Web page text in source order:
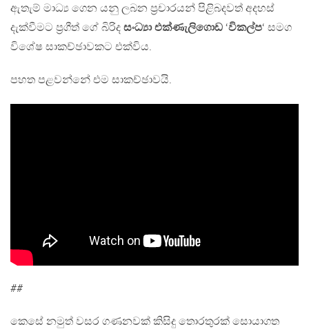
ඇතැම් මාධ්‍ය ගෙන යනු ලබන ප්‍රචාරයන් පිළිබදවත් අදහස්
දැක්වීමට ප්‍රගීත් ගේ බිරිද සංධ්‍යා එක්ණැලිගොඩ ‘විකල්ප‘ සමග
විශේෂ සාකච්ඡාවකට එක්විය.
පහත පළවන්නේ එම සාකච්ඡාවයි.
##
කෙසේ නමුත් වසර ගණනවක් කිසිදු තොරතුරක් සොයාගත